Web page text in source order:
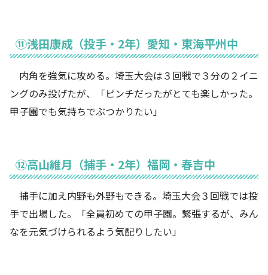
⑪浅田康成（投手・2年）愛知・東海平州中
内角を強気に攻める。埼玉大会は３回戦で３分の２イニ
ングのみ投げたが、「ピンチだったがとても楽しかった。
甲子園でも気持ちでぶつかりたい」
⑫高山維月（捕手・2年）福岡・春吉中
捕手に加え内野も外野もできる。埼玉大会３回戦では投
手で出場した。「全員初めての甲子園。緊張するが、みん
なを元気づけられるよう気配りしたい」